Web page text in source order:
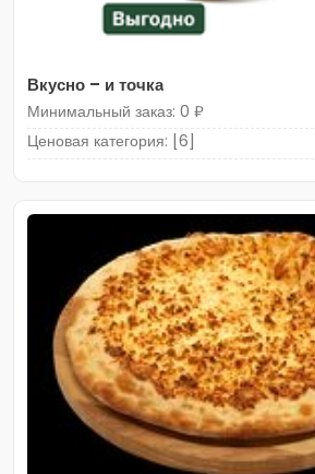
Вкусно – и точка
Минимальный заказ: 0 ₽
Ценовая категория: [6]